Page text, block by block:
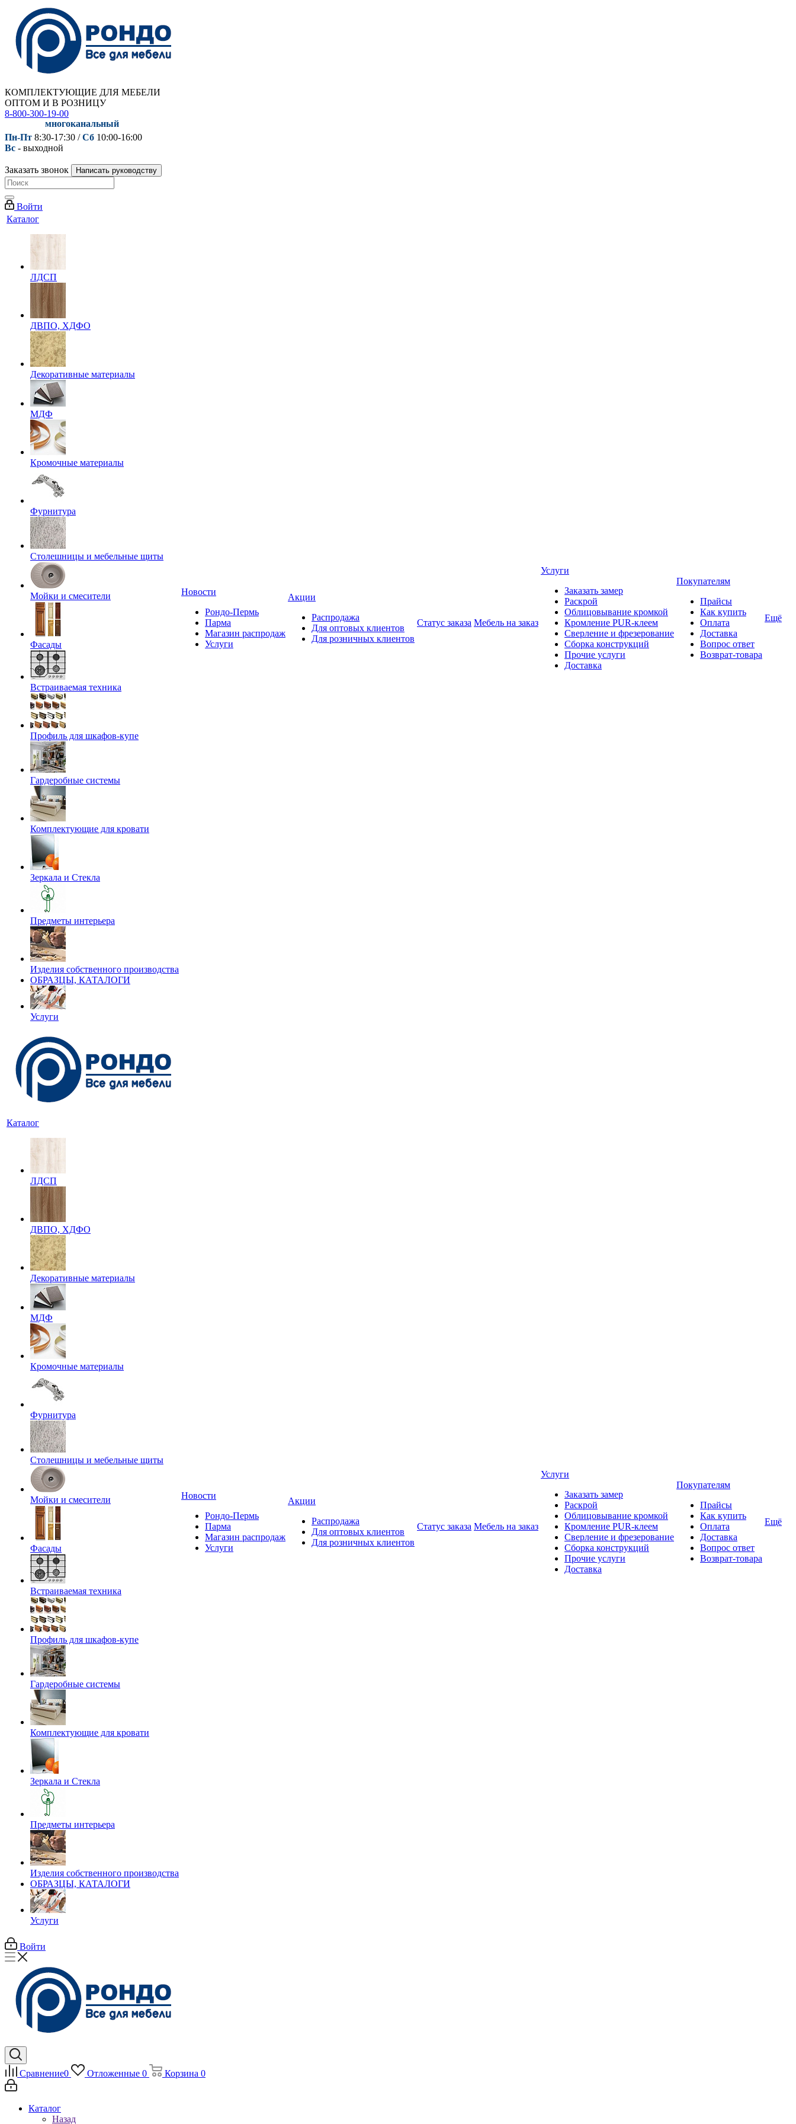
КОМПЛЕКТУЮЩИЕ ДЛЯ МЕБЕЛИ
ОПТОМ И В РОЗНИЦУ
8-800-300-19-00
многоканальный
Пн-Пт 8:30-17:30 /Сб 10:00-16:00
Вс - выходной
Заказать звонок Написать руководству
Войти
Каталог
ЛДСП
ДВПО, ХДФО
Декоративные материалы
МДФ
Кромочные материалы
Фурнитура
Столешницы и мебельные щиты
Мойки и смесители
Фасады
Встраиваемая техника
Профиль для шкафов-купе
Гардеробные системы
Комплектующие для кровати
Зеркала и Стекла
Предметы интерьера
Изделия собственного производства
ОБРАЗЦЫ, КАТАЛОГИ
Услуги
Новости
Рондо-Пермь
Парма
Магазин распродаж
Услуги
Акции
Распродажа
Для оптовых клиентов
Для розничных клиентов
Статус заказа Мебель на заказ
Услуги
Заказать замер
Раскрой
Облицовывание кромкой
Кромление PUR-клеем
Сверление и фрезерование
Сборка конструкций
Прочие услуги
Доставка
Покупателям
Прайсы
Как купить
Оплата
Доставка
Вопрос ответ
Возврат-товара
Ещё
Каталог
ЛДСП
ДВПО, ХДФО
Декоративные материалы
МДФ
Кромочные материалы
Фурнитура
Столешницы и мебельные щиты
Мойки и смесители
Фасады
Встраиваемая техника
Профиль для шкафов-купе
Гардеробные системы
Комплектующие для кровати
Зеркала и Стекла
Предметы интерьера
Изделия собственного производства
ОБРАЗЦЫ, КАТАЛОГИ
Услуги
Новости
Рондо-Пермь
Парма
Магазин распродаж
Услуги
Акции
Распродажа
Для оптовых клиентов
Для розничных клиентов
Статус заказа Мебель на заказ
Услуги
Заказать замер
Раскрой
Облицовывание кромкой
Кромление PUR-клеем
Сверление и фрезерование
Сборка конструкций
Прочие услуги
Доставка
Покупателям
Прайсы
Как купить
Оплата
Доставка
Вопрос ответ
Возврат-товара
Ещё
Войти
Сравнение0 Отложенные 0 Корзина 0
Каталог
Назад